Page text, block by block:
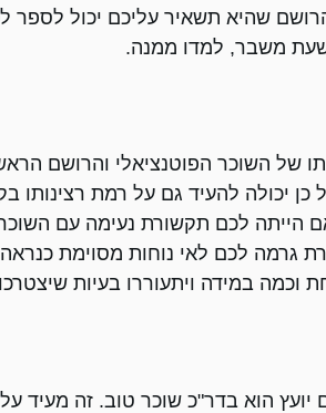
שהיא תשאיר עליכם יכול
משבר, למדו ממנה.
של השוכר הפוטנציאלי והרושם
כן יכולה להעיד גם על רמת
הייתה לכם תקשורת נעימה עם
גרמה לכם לאי נוחות מסוימת
במידה ויתעוררו בעיות
הוא בדר"כ שוכר טוב. זה מעיד